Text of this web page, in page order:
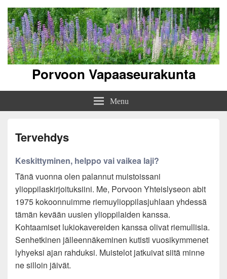
Porvoon Vapaaseurakunta
Menu
Tervehdys
Keskittyminen, helppo vai vaikea laji?
Tänä vuonna olen palannut muistoissani
ylioppilaskirjoituksiini. Me, Porvoon Yhteislyseon abit
1975 kokoonnuimme riemuylioppilasjuhlaan yhdessä
tämän kevään uusien ylioppilaiden kanssa.
Kohtaamiset lukiokavereiden kanssa olivat riemullisia.
Senhetkinen jälleennäkeminen kutisti vuosikymmenet
lyhyeksi ajan rahduksi. Muistelot jatkuivat siitä minne
ne silloin jäivät.